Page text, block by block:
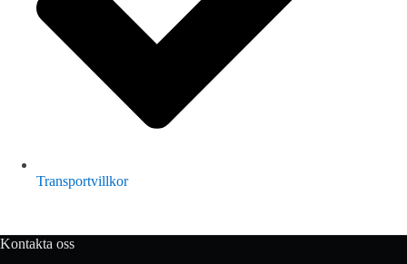
Transportvillkor
Kontakta oss